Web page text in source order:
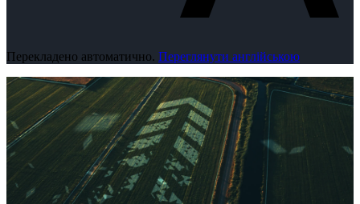
Перекладено автоматично. Переглянути англійською